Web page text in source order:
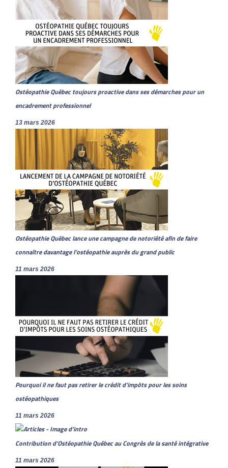
Ostéopathie Québec toujours proactive dans ses démarches pour un
encadrement professionnel
13 mars 2026
Ostéopathie Québec lance une campagne de notoriété afin de faire
connaître davantage l’ostéopathie auprès du grand public
11 mars 2026
Pourquoi il ne faut pas retirer le crédit d'impôts pour les soins
ostéopathiques
11 mars 2026
Contribution d'Ostéopathie Québec au Congrès de la santé intégrative
11 mars 2026